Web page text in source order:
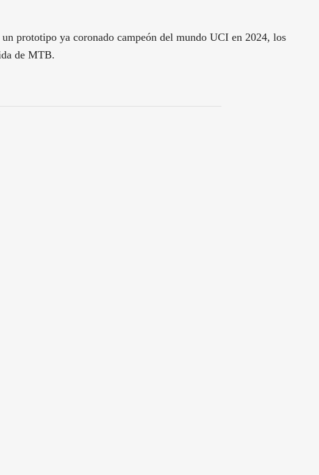
prototipo ya coronado campeón del mundo UCI en 2024, los
de MTB.